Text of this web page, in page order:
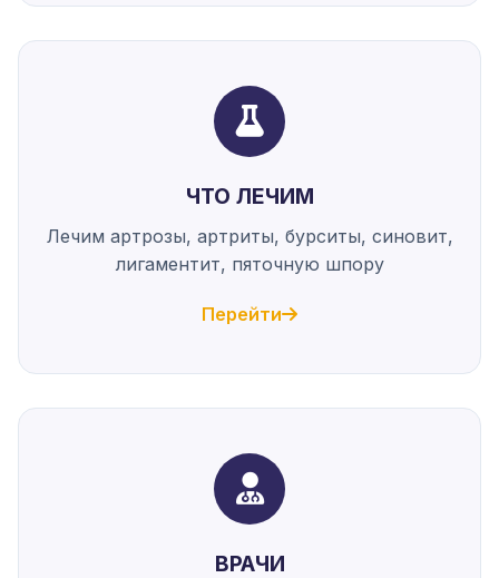
ЧТО ЛЕЧИМ
Лечим артрозы, артриты, бурситы, синовит,
лигаментит, пяточную шпору
Перейти
ВРАЧИ